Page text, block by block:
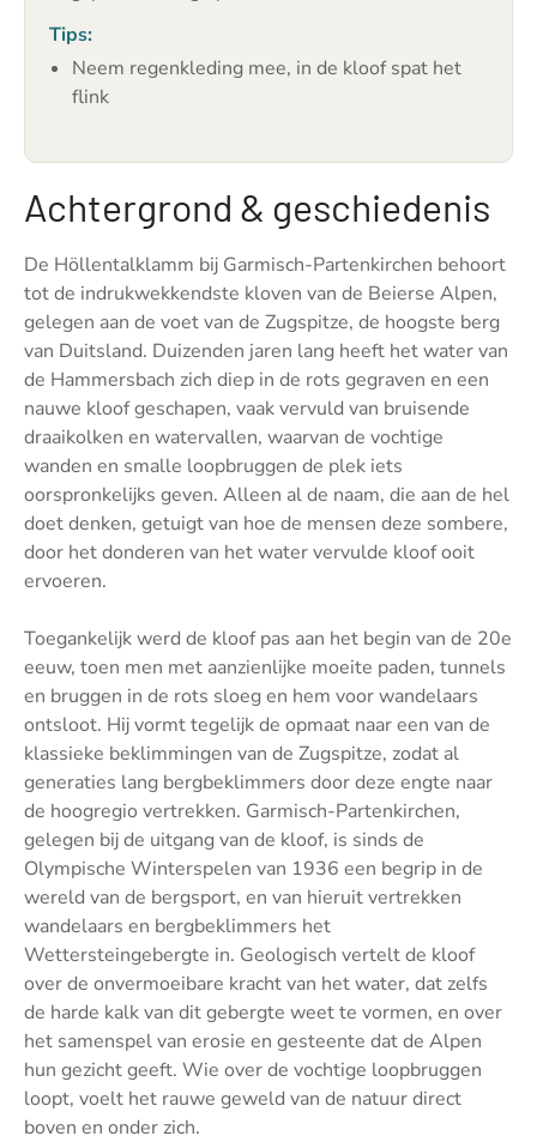
Tips:
Neem regenkleding mee, in de kloof spat het
flink
Achtergrond & geschiedenis
De Höllentalklamm bij Garmisch-Partenkirchen behoort
tot de indrukwekkendste kloven van de Beierse Alpen,
gelegen aan de voet van de Zugspitze, de hoogste berg
van Duitsland. Duizenden jaren lang heeft het water van
de Hammersbach zich diep in de rots gegraven en een
nauwe kloof geschapen, vaak vervuld van bruisende
draaikolken en watervallen, waarvan de vochtige
wanden en smalle loopbruggen de plek iets
oorspronkelijks geven. Alleen al de naam, die aan de hel
doet denken, getuigt van hoe de mensen deze sombere,
door het donderen van het water vervulde kloof ooit
ervoeren.
Toegankelijk werd de kloof pas aan het begin van de 20e
eeuw, toen men met aanzienlijke moeite paden, tunnels
en bruggen in de rots sloeg en hem voor wandelaars
ontsloot. Hij vormt tegelijk de opmaat naar een van de
klassieke beklimmingen van de Zugspitze, zodat al
generaties lang bergbeklimmers door deze engte naar
de hoogregio vertrekken. Garmisch-Partenkirchen,
gelegen bij de uitgang van de kloof, is sinds de
Olympische Winterspelen van 1936 een begrip in de
wereld van de bergsport, en van hieruit vertrekken
wandelaars en bergbeklimmers het
Wettersteingebergte in. Geologisch vertelt de kloof
over de onvermoeibare kracht van het water, dat zelfs
de harde kalk van dit gebergte weet te vormen, en over
het samenspel van erosie en gesteente dat de Alpen
hun gezicht geeft. Wie over de vochtige loopbruggen
loopt, voelt het rauwe geweld van de natuur direct
boven en onder zich.